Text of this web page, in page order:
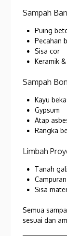
Sampah
Puing
Pecahan
Sisa cor
Keramik
Sampah
Kayu
Gypsum
Atap
Rangka
Limbah
Tanah
Sisa
Semua
sesuai dan